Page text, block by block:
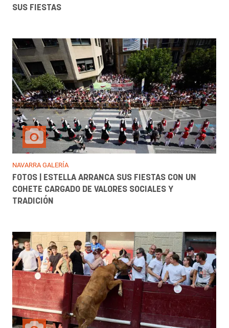
SUS FIESTAS
NAVARRA GALERÍA
FOTOS | ESTELLA ARRANCA SUS FIESTAS CON UN
COHETE CARGADO DE VALORES SOCIALES Y
TRADICIÓN